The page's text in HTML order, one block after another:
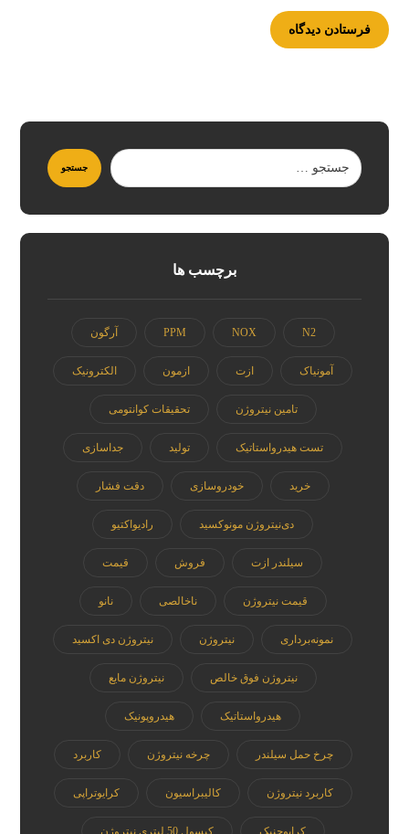
برچسب ها
N2
NOX
PPM آرگون
آمونیاک ازت ازمون الکترونیک
تامین نیتروژن تحقیقات کوانتومی
تست هیدرواستاتیک تولید جداسازی
خرید خودروسازی دقت فشار
دی‌نیتروژن مونوکسید رادیواکتیو
سیلندر ازت فروش قیمت
قیمت نیتروژن ناخالصی نانو
نمونه‌برداری نیتروژن نیتروژن دی اکسید
نیتروژن فوق خالص نیتروژن مایع
هیدرواستاتیک هیدروپونیک
چرخ حمل سیلندر چرخه نیتروژن کاربرد
کاربرد نیتروژن کالیبراسیون کرایوتراپی
کرایوجنیک کپسول 50 لیتری نیتروژن